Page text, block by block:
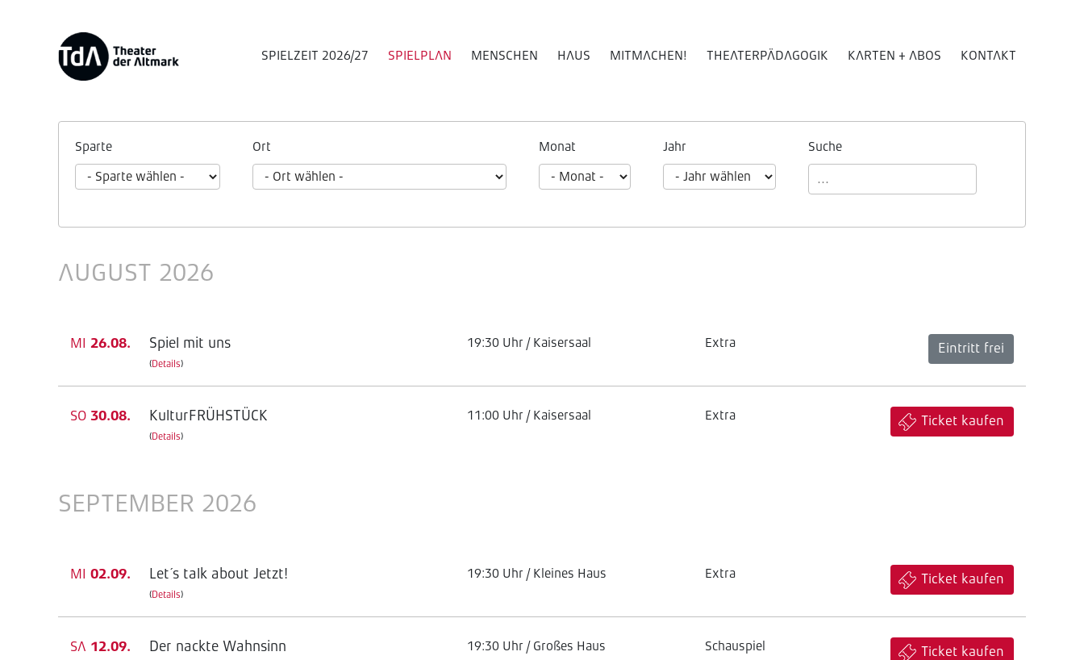
SPIELZEIT 2026/27 SPIELPLAN MENSCHEN HAUS MITMACHEN! THEATERPÄDAGOGIK KARTEN + ABOS KONTAKT
Sparte Ort Monat Jahr Suche
AUGUST 2026
MI 26.08. Spiel mit uns
(Details)
19:30 Uhr / Kaisersaal Extra Eintritt frei
SO 30.08. KulturFRÜHSTÜCK
(Details)
11:00 Uhr / Kaisersaal Extra Ticket kaufen
SEPTEMBER 2026
MI 02.09. Let´s talk about Jetzt!
(Details)
19:30 Uhr / Kleines Haus Extra Ticket kaufen
SA 12.09. Der nackte Wahnsinn 19:30 Uhr / Großes Haus Schauspiel Ticket kaufen